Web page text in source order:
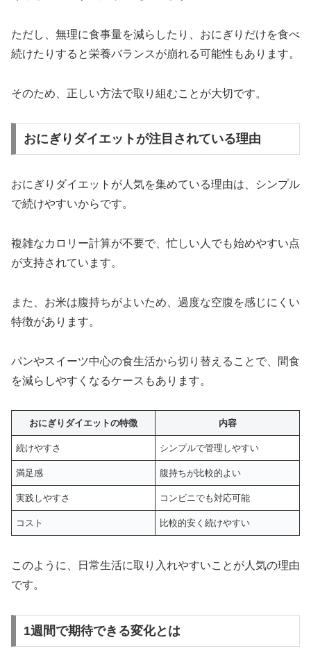
ただし、無理に食事量を減らしたり、おにぎりだけを食べ
続けたりすると栄養バランスが崩れる可能性もあります。
そのため、正しい方法で取り組むことが大切です。
おにぎりダイエットが注目されている理由
おにぎりダイエットが人気を集めている理由は、シンプル
で続けやすいからです。
複雑なカロリー計算が不要で、忙しい人でも始めやすい点
が支持されています。
また、お米は腹持ちがよいため、過度な空腹を感じにくい
特徴があります。
パンやスイーツ中心の食生活から切り替えることで、間食
を減らしやすくなるケースもあります。
おにぎりダイエットの特徴 内容
続けやすさ シンプルで管理しやすい
満足感 腹持ちが比較的よい
実践しやすさ コンビニでも対応可能
コスト 比較的安く続けやすい
このように、日常生活に取り入れやすいことが人気の理由
です。
1週間で期待できる変化とは